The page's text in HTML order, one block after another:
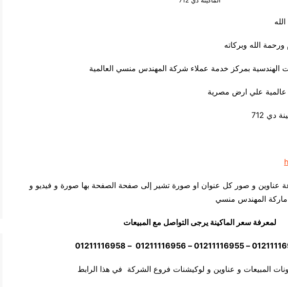
الله وبركاته
الهندسية بمركز خدمة عملاء شركة المهندس منسي العالمية
علي ارض مصرية
دي 712
عناوين و صور كل عنوان او صورة تشير إلى صفحة الصفحة بها صورة و فيديو و
لمعرفة سعر الماكينة يرجى التواصل مع المبيعات
المبيعات و عناوين و لوكيشنات فروع الشركة في هذا الرابط